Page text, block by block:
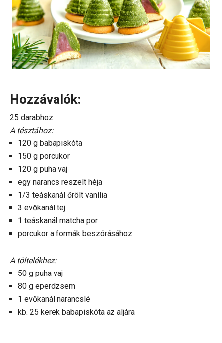
Hozzávalók:
25 darabhoz
A tésztához:
120 g babapiskóta
150 g porcukor
120 g puha vaj
egy narancs reszelt héja
1/3 teáskanál őrölt vanília
3 evőkanál tej
1 teáskanál matcha por
porcukor a formák beszórásához
A töltelékhez:
50 g puha vaj
80 g eperdzsem
1 evőkanál narancslé
kb. 25 kerek babapiskóta az aljára